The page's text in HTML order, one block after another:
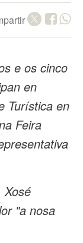
e os cinco
en
Turística en
Feira
Xosé
"a nosa